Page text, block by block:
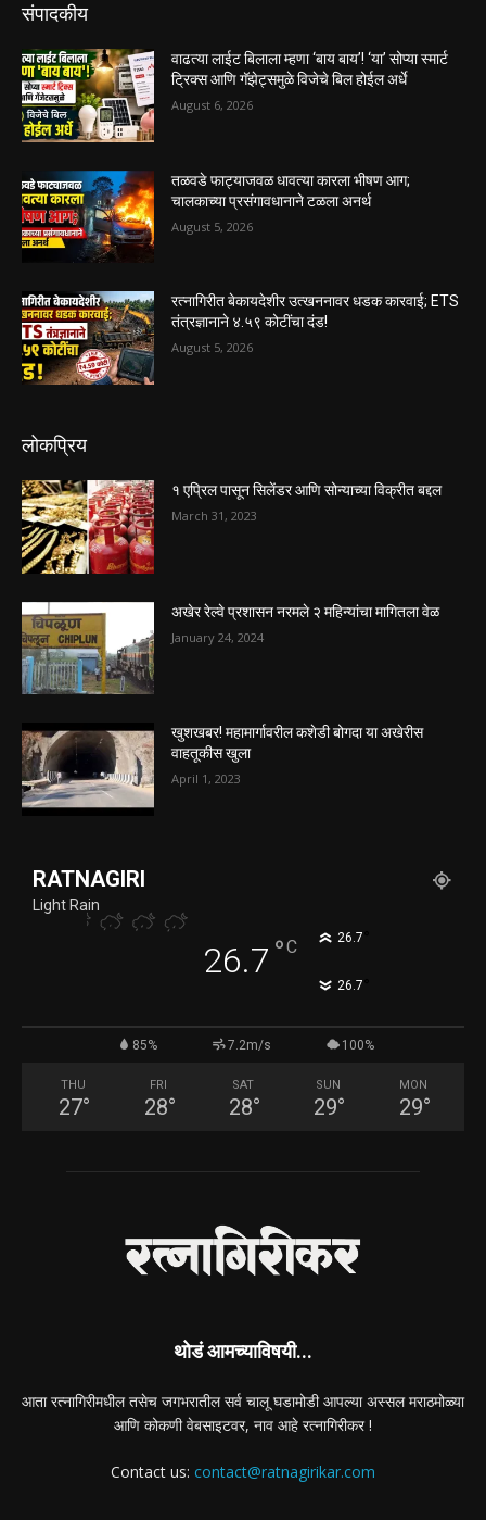
संपादकीय
वाढत्या लाईट बिलाला म्हणा ‘बाय बाय’! ‘या’ सोप्या स्मार्ट
ट्रिक्स आणि गॅझेट्समुळे विजेचे बिल होईल अर्धे
August 6, 2026
तळवडे फाट्याजवळ धावत्या कारला भीषण आग;
चालकाच्या प्रसंगावधानाने टळला अनर्थ
August 5, 2026
रत्नागिरीत बेकायदेशीर उत्खननावर धडक कारवाई; ETS
तंत्रज्ञानाने ४.५९ कोटींचा दंड!
August 5, 2026
लोकप्रिय
१ एप्रिल पासून सिलेंडर आणि सोन्याच्या विक्रीत बद्दल
March 31, 2023
अखेर रेल्वे प्रशासन नरमले २ महिन्यांचा मागितला वेळ
January 24, 2024
खुशखबर! महामार्गावरील कशेडी बोगदा या अखेरीस
वाहतूकीस खुला
April 1, 2023
RATNAGIRI
Light Rain
26.7 °C 26.7
26.7
85% 7.2m/s 100%
THU
27°
FRI
28°
SAT
28°
SUN
29°
MON
29°
थोडं आमच्याविषयी...
आता रत्नागिरीमधील तसेच जगभरातील सर्व चालू घडामोडी आपल्या अस्सल मराठमोळ्या
आणि कोकणी वेबसाइटवर, नाव आहे रत्नागिरीकर !
Contact us: contact@ratnagirikar.com